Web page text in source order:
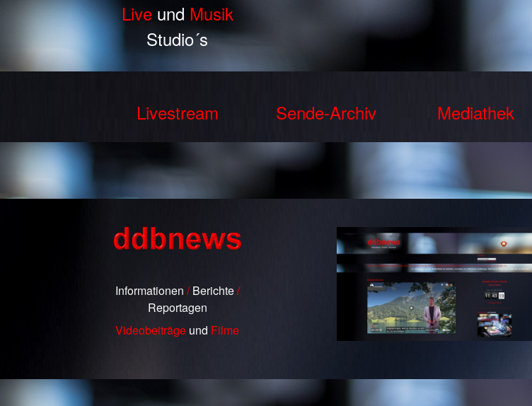
Live und Musik
Studio´s
Livestream Sende-Archiv Mediathek
Informationen /Berichte/
Reportagen
Videobeiträge und Filme